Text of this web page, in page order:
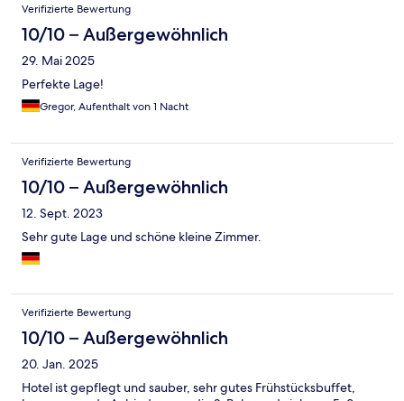
Verifizierte Bewertung
10/10 – Außergewöhnlich
29. Mai 2025
Perfekte Lage!
Gregor, Aufenthalt von 1 Nacht
Verifizierte Bewertung
10/10 – Außergewöhnlich
12. Sept. 2023
Sehr gute Lage und schöne kleine Zimmer.
Verifizierte Bewertung
10/10 – Außergewöhnlich
20. Jan. 2025
Hotel ist gepflegt und sauber, sehr gutes Frühstücksbuffet,